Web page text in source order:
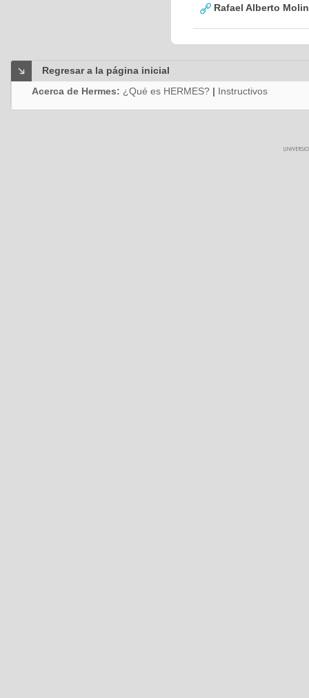
Rafael Alberto
Regresar a la página inicial
Acerca de Hermes: ¿Qué es HERMES? | Instructivos